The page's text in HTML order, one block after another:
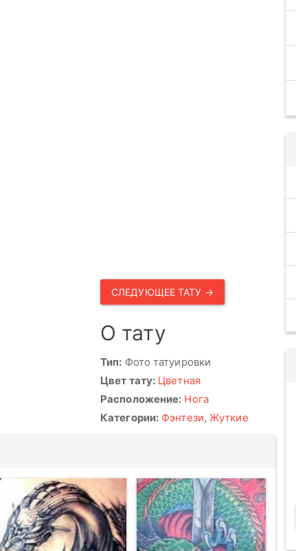
СЛЕДУЮЩЕЕ ТАТУ →
О тату
Тип: Фото татуировки
Цвет тату: Цветная
Расположение: Нога
Категории: Фэнтези,Жуткие